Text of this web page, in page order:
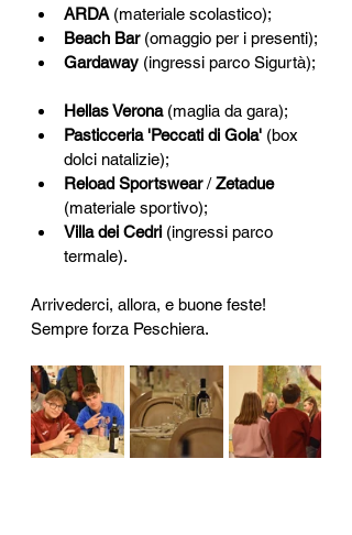
ARDA (materiale scolastico);
Beach Bar (omaggio per i presenti);
Gardaway (ingressi parco Sigurtà);
Hellas Verona (maglia da gara);
Pasticceria 'Peccati di Gola' (box
dolci natalizie);
Reload Sportswear / Zetadue
(materiale sportivo);
Villa dei Cedri (ingressi parco
termale).
Arrivederci, allora, e buone feste!
Sempre forza Peschiera.